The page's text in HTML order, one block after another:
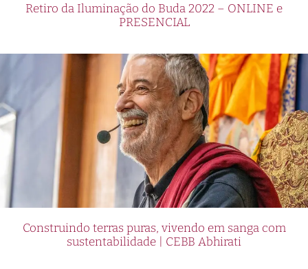
Retiro da Iluminação do Buda 2022 – ONLINE e
PRESENCIAL
Construindo terras puras, vivendo em sanga com
sustentabilidade | CEBB Abhirati